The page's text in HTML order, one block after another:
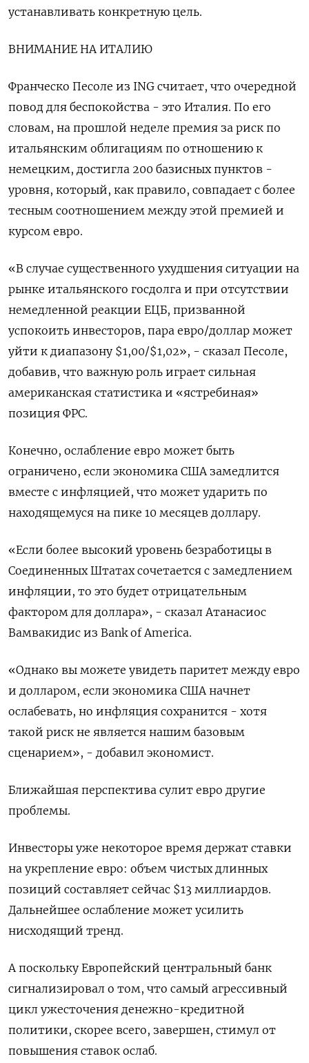
устанавливать конкретную цель.
ВНИМАНИЕ НА ИТАЛИЮ
Франческо Песоле из ING считает, что очередной
повод для беспокойства - это Италия. По его
словам, на прошлой неделе премия за риск по
итальянским облигациям по отношению к
немецким, достигла 200 базисных пунктов -
уровня, который, как правило, совпадает с более
тесным соотношением между этой премией и
курсом евро.
«В случае существенного ухудшения ситуации на
рынке итальянского госдолга и при отсутствии
немедленной реакции ЕЦБ, призванной
успокоить инвесторов, пара евро/доллар может
уйти к диапазону $1,00/$1,02», - сказал Песоле,
добавив, что важную роль играет сильная
американская статистика и «ястребиная»
позиция ФРС.
Конечно, ослабление евро может быть
ограничено, если экономика США замедлится
вместе с инфляцией, что может ударить по
находящемуся на пике 10 месяцев доллару.
«Если более высокий уровень безработицы в
Соединенных Штатах сочетается с замедлением
инфляции, то это будет отрицательным
фактором для доллара», - сказал Атанасиос
Вамвакидис из Bank of America.
«Однако вы можете увидеть паритет между евро
и долларом, если экономика США начнет
ослабевать, но инфляция сохранится - хотя
такой риск не является нашим базовым
сценарием», - добавил экономист.
Ближайшая перспектива сулит евро другие
проблемы.
Инвесторы уже некоторое время держат ставки
на укрепление евро: объем чистых длинных
позиций составляет сейчас $13 миллиардов.
Дальнейшее ослабление может усилить
нисходящий тренд.
А поскольку Европейский центральный банк
сигнализировал о том, что самый агрессивный
цикл ужесточения денежно-кредитной
политики, скорее всего, завершен, стимул от
повышения ставок ослаб.